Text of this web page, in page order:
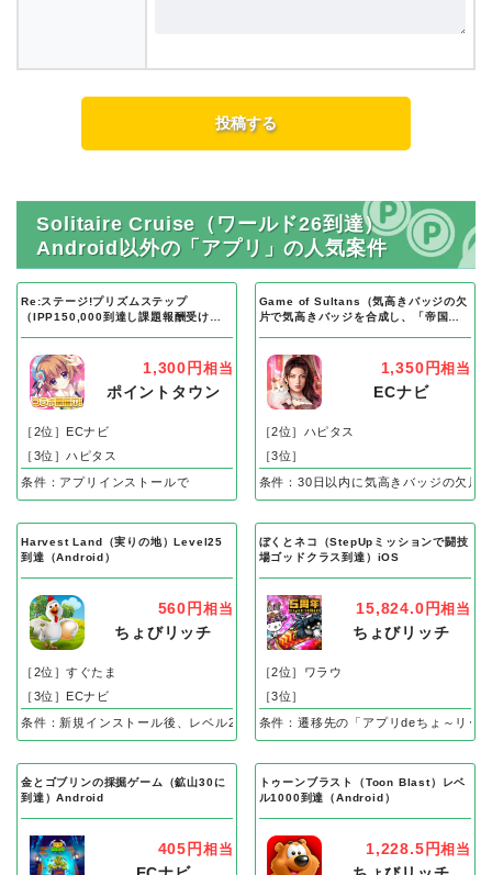
Solitaire Cruise（ワールド26到達）
Android以外の「アプリ」の人気案件
Re:ステージ!プリズムステップ
（IPP150,000到達し課題報酬受け取
1,300円 相当
ポイントタウン
［2位］ECナビ
［3位］ハピタス
条件：アプリインストールで
Game of Sultans（気高きバッジの欠
片で気高きバッジを合成し、「帝国五
1,350円相当
ECナビ
［2位］ハピタス
［3位］
条件：30日以内に気高きバッジの欠片
Harvest Land（実りの地）Level25
到達（Android）
560円 相当
ちょびリッチ
［2位］すぐたま
［3位］ECナビ
条件：新規インストール後、レベル25到達で成果
ぼくとネコ（StepUpミッションで闘技
場ゴッドクラス到達）iOS
15,824.0円相当
ちょびリッチ
［2位］ワラウ
［3位］
条件：遷移先の「アプリdeちょ～リッ
金とゴブリンの採掘ゲーム（鉱山30に
到達）Android
405円 相当
トゥーンブラスト（Toon Blast）レベ
ル1000到達（Android）
1,228.5円相当